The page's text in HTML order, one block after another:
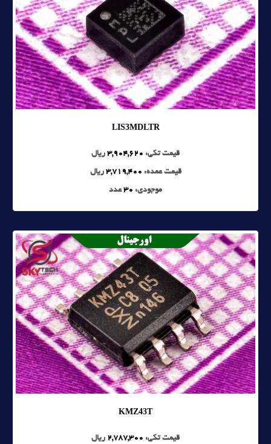
LIS3MDLTR
قیمت تکی: 3,904,620 ریال
قیمت عمده: 3,719,400 ریال
موجودی: 30عدد
KMZ43T
قیمت تکی: 2,787,300 ریال